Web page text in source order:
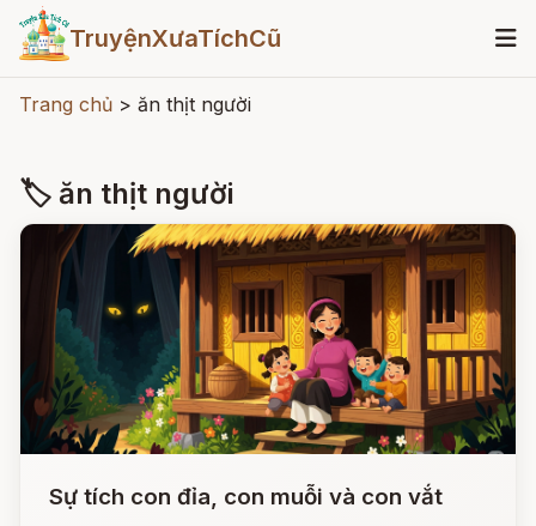
TruyệnXưaTíchCũ
Trang chủ > ăn thịt người
🏷 ăn thịt người
Sự tích con đỉa, con muỗi và con vắt